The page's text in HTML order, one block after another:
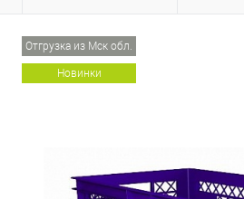
Отгрузка из Мск обл.
Новинки